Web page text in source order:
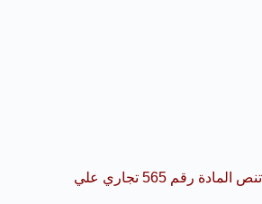
تنص المادة رقم 565 تجاري علي